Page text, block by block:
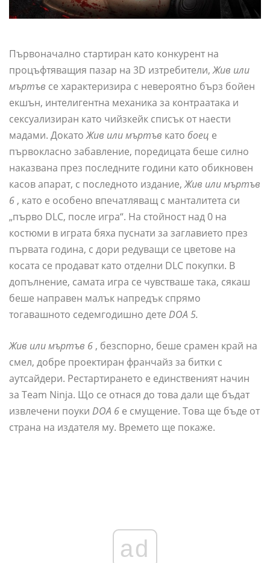
Първоначално стартиран като конкурент на
процъфтяващия пазар на 3D изтребители,Жив или
мъртъв се характеризира с невероятно бърз бойен
екшън, интелигентна механика за контраатака и
сексуализиран като чийзкейк списък от наести
мадами. ДокатоЖив или мъртъв като боец е
първокласно забавление, поредицата беше силно
наказвана през последните години като обикновен
касов апарат, с последното издание,Жив или мъртъв
6 , като е особено впечатляващ с манталитета си
„първо DLC, после игра“. На стойност над 0 на
костюми в играта бяха пуснати за заглавието през
първата година, с дори редуващи се цветове на
косата се продават като отделни DLC покупки. В
допълнение, самата игра се чувстваше така, сякаш
беше направен малък напредък спрямо
тогавашното седемгодишно дете DOA 5.
Жив или мъртъв 6 , безспорно, беше срамен край на
смел, добре проектиран франчайз за битки с
аутсайдери. Рестартирането е единственият начин
за Team Ninja. Що се отнася до това дали ще бъдат
извлечени поуки DOA 6 е смущение. Това ще бъде от
страна на издателя му. Времето ще покаже.
ad